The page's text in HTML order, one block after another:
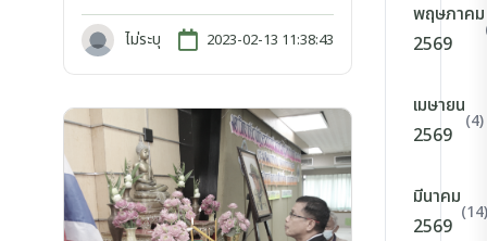
ไม่ระบุ 2023-02-13 11:38:43
พฤษภาคม
2569
เมษายน
2569
(4)
มีนาคม
2569
(14)